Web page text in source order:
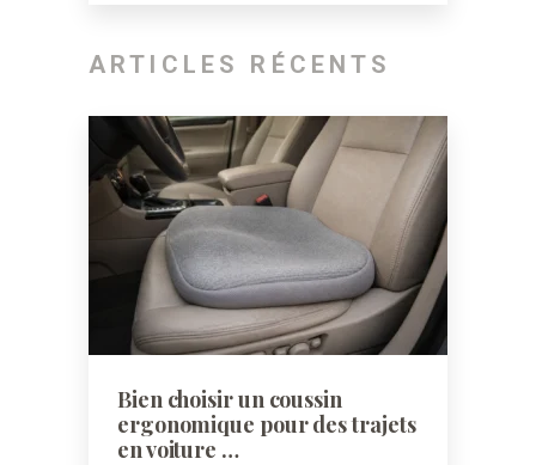
ARTICLES RÉCENTS
Bien choisir un coussin
ergonomique pour des trajets
en voiture …